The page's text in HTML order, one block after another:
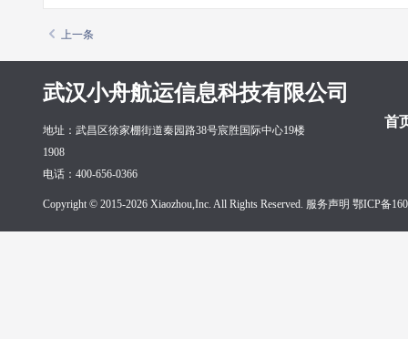
上一条
武汉小舟航运信息科技有限公司
首
地址：武昌区徐家棚街道秦园路38号宸胜国际中心19楼
1908
电话：400-656-0366
Copyright © 2015-2026 Xiaozhou,Inc. All Rights Reserved. 服务声明 鄂ICP备